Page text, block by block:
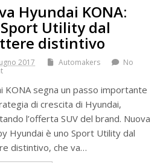
Hyundai KONA:
Utility dal
distintivo
2017 Automakers
No
KONA segna un passo importante
di crescita di Hyundai,
l’offerta SUV del brand. Nuova
Hyundai è uno Sport Utility dal
distintivo, che va…